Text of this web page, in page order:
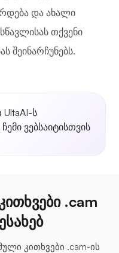
და ახალი
თქვენი
შეინარჩუნებს.
ს
ვებსაიტისთვის
.cam
კითხვები .cam-ის